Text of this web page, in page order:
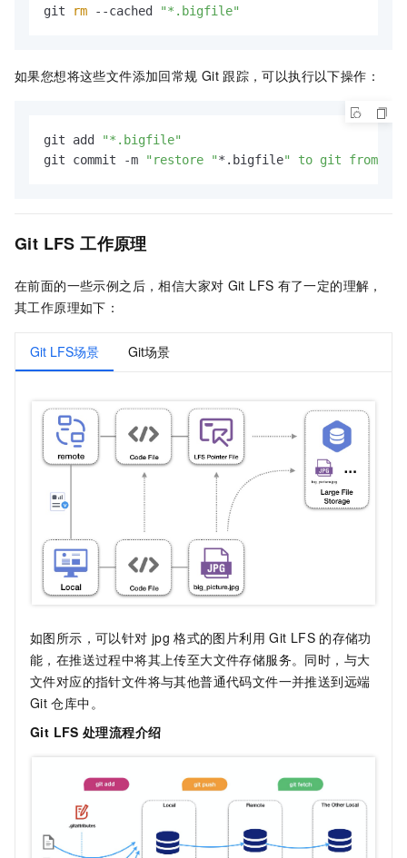
git
rm --cached "*.bigfile"
如果您想将这些文件添加回常规 Git 跟踪，可以执行以下操作：
git add
"*.bigfile"
git commit -m
"restore "*.bigfile" to git from
Git LFS 工作原理
在前面的一些示例之后，相信大家对 Git LFS 有了一定的理解，
其工作原理如下：
Git LFS场景 Git场景
如图所示，可以针对 jpg 格式的图片利用 Git LFS 的存储功
能，在推送过程中将其上传至大文件存储服务。同时，与大
文件对应的指针文件将与其他普通代码文件一并推送到远端
Git 仓库中。
Git LFS 处理流程介绍